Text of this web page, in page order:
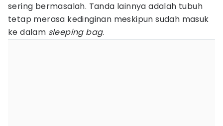
sering bermasalah. Tanda lainnya adalah tubuh
tetap merasa kedinginan meskipun sudah masuk
ke dalam sleeping bag.